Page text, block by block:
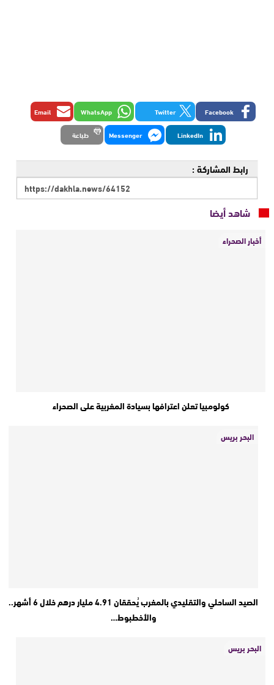
Facebook
Twitter
WhatsApp
Email
LinkedIn
Messenger طباعة
رابط المشاركة :
شاهد أيضا
أخبار الصحراء
كولومبيا تعلن اعترافها بسيادة المغربية على الصحراء
البحر بريس
الصيد الساحلي والتقليدي بالمغرب يُحققان 4.91 مليار درهم خلال 6 أشهر..
والأخطبوط…
البحر بريس